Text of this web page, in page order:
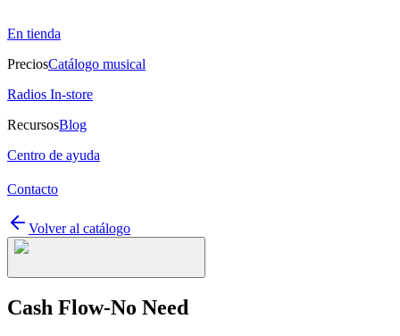
En tienda
PreciosCatálogo musical
Radios In-store
RecursosBlog
Centro de ayuda
Contacto
Volver al catálogo
Cash Flow-No Need